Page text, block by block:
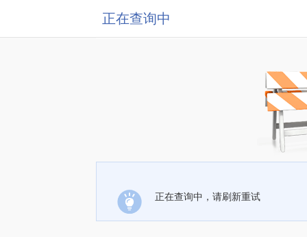
正在查询中
正在查询中，请刷新重试